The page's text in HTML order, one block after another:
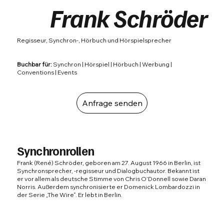
Frank Schröder
Regisseur, Synchron-, Hörbuch und Hörspielsprecher
Buchbar für: Synchron | Hörspiel | Hörbuch | Werbung |
Conventions | Events
Anfrage senden
Synchronrollen
Frank (René) Schröder, geboren am 27. August 1966 in Berlin, ist
Synchronsprecher, -regisseur und Dialogbuchautor. Bekannt ist
er vor allem als deutsche Stimme von Chris O’Donnell sowie Daran
Norris. Außerdem synchronisierte er Domenick Lombardozzi in
der Serie „The Wire“. Er lebt in Berlin.